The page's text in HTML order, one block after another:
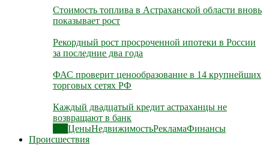
Стоимость топлива в Астраханской области вновь
показывает рост
Рекордный рост просроченной ипотеки в России
за последние два года
ФАС проверит ценообразование в 14 крупнейших
торговых сетях РФ
Каждый двадцатый кредит астраханцы не
возвращают в банк
ЦеныНедвижимостьРекламаФинансы
Происшествия